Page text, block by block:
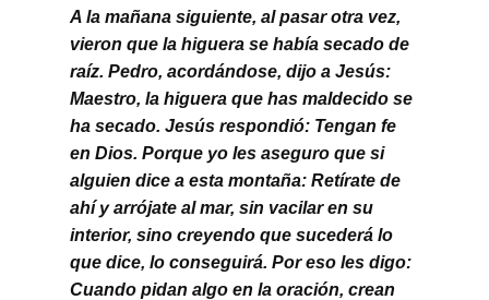
A la mañana siguiente, al pasar otra vez,
vieron que la higuera se había secado de
raíz. Pedro, acordándose, dijo a Jesús:
Maestro, la higuera que has maldecido se
ha secado. Jesús respondió: Tengan fe
en Dios. Porque yo les aseguro que si
alguien dice a esta montaña: Retírate de
ahí y arrójate al mar, sin vacilar en su
interior, sino creyendo que sucederá lo
que dice, lo conseguirá. Por eso les digo:
Cuando pidan algo en la oración, crean